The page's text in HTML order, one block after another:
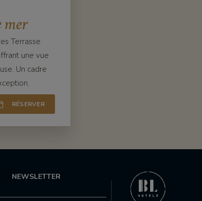
mer
Terrasse
une vue
Un cadre
RÉSERVER
NEWSLETTER